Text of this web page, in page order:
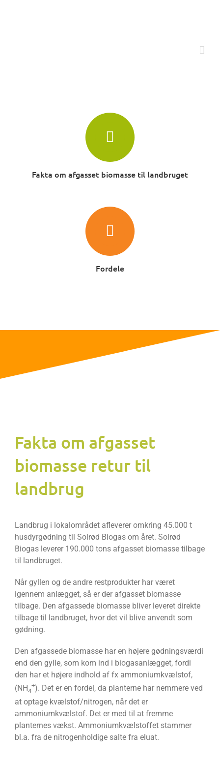
Fakta om afgasset biomasse til landbruget
Fordele
Fakta om afgasset
biomasse retur til
landbrug
Landbrug i lokalområdet afleverer omkring 45.000 t
husdyrgødning til Solrød Biogas om året. Solrød
Biogas leverer 190.000 tons afgasset biomasse tilbage
til landbruget.
Når gyllen og de andre restprodukter har været
igennem anlægget, så er der afgasset biomasse
tilbage. Den afgassede biomasse bliver leveret direkte
tilbage til landbruget, hvor det vil blive anvendt som
gødning.
Den afgassede biomasse har en højere gødningsværdi
end den gylle, som kom ind i biogasanlægget, fordi
den har et højere indhold af fx ammoniumkvælstof,
(NH4
+). Det er en fordel, da planterne har nemmere ved
at optage kvælstof/nitrogen, når det er
ammoniumkvælstof. Det er med til at fremme
planternes vækst. Ammoniumkvælstoffet stammer
bl.a. fra de nitrogenholdige salte fra eluat.